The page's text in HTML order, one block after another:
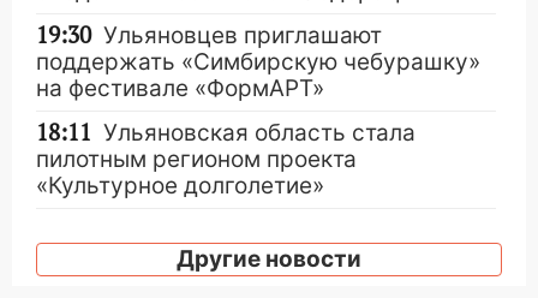
19:30 Ульяновцев приглашают
поддержать «Симбирскую чебурашку»
на фестивале «ФормАРТ»
18:11 Ульяновская область стала
пилотным регионом проекта
«Культурное долголетие»
областной больницы поступили шесть
новых аппаратов ИВЛ
Другие новости